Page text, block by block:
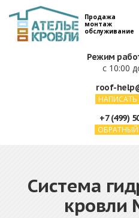
Продажа
монтаж
обслуживание
Режим
с 10:00
roof-
+7 (499)
Система
кровли